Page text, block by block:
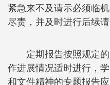
紧急来不及请示必须临
尽责，并及时进行后续请
定期报告按照规定
作进展情况适时进行，
和文件精神的专题报告